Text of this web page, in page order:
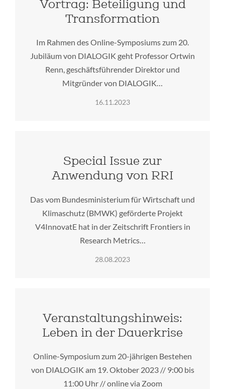
Vortrag: Beteiligung und
Transformation
Im Rahmen des Online-Symposiums zum 20.
Jubiläum von DIALOGIK geht Professor Ortwin
Renn, geschäftsführender Direktor und
Mitgründer von DIALOGIK…
16.11.2023
Special Issue zur
Anwendung von RRI
Das vom Bundesministerium für Wirtschaft und
Klimaschutz (BMWK) geförderte Projekt
V4InnovatE hat in der Zeitschrift Frontiers in
Research Metrics…
28.08.2023
Veranstaltungshinweis:
Leben in der Dauerkrise
Online-Symposium zum 20-jährigen Bestehen
von DIALOGIK am 19. Oktober 2023 // 9:00 bis
11:00 Uhr // online via Zoom